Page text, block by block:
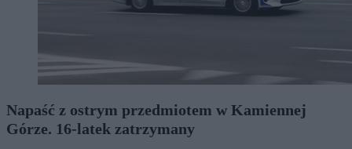
Napaść z ostrym przedmiotem w Kamiennej
Górze. 16-latek zatrzymany